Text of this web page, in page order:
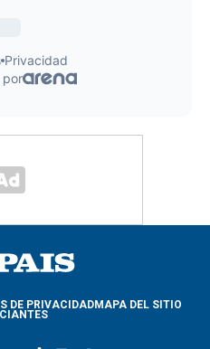
DE PRIVACIDADMAPA DEL SITIO